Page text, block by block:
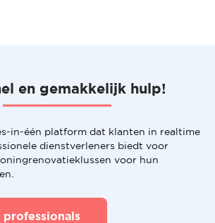
en gemakkelijk hulp!
in-één platform dat klanten in realtime
dienstverleners biedt voor
voor hun